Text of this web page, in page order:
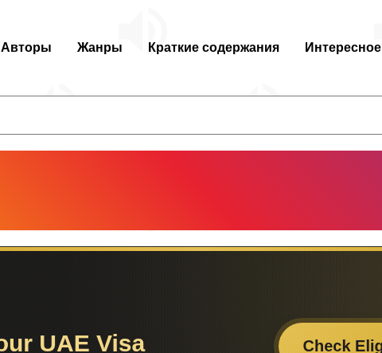
Авторы Жанры Краткие содержания Интересное